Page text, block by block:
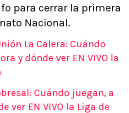
para cerrar la primera
Nacional.
La Calera: Cuándo
y dónde ver EN VIVO la
Cuándo juegan, a
ver EN VIVO la Liga de